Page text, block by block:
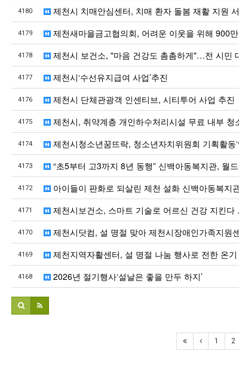
4180 제천시 치매안심센터, 치매 환자 돌봄 재활 지원
4179 제천새마을금고협의회, 어려운 이웃을 위해 900
4178 제천시 보건소, "마음 건강도 촘촘하게"…전 시민
4177 제천시‘수선유지급여 사업’추진
4176 제천시 단체관광객 인센티브, 시티투어 사업 추진
4175 제천시, 취약계층 개인하수처리시설 무료 내부 청
4174 제천시청소년꿈뜨락, 청소년자치위원회 기획활동
4173 “초5부터 고3까지 8년 동행” 신백아동복지관, 월
4172 아이들이 판화로 되살린 제천 설화 신백아동복지
4171 제천시보건소, 스마트 기술로 어르신 건강 지킨
4170 제천시닷컴, 설 명절 맞아 제천시장애인가족지원
4169 제천지역자활센터, 설 명절 나눔 행사로 전한 온기
4168 2026년 절기행사‘설날은 좋을 만두 하지’
1 2